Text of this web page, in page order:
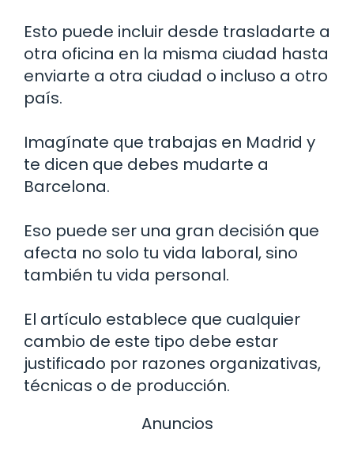
Esto puede incluir desde trasladarte a
otra oficina en la misma ciudad hasta
enviarte a otra ciudad o incluso a otro
país.
Imagínate que trabajas en Madrid y
te dicen que debes mudarte a
Barcelona.
Eso puede ser una gran decisión que
afecta no solo tu vida laboral, sino
también tu vida personal.
El artículo establece que cualquier
cambio de este tipo debe estar
justificado por razones organizativas,
técnicas o de producción.
Anuncios